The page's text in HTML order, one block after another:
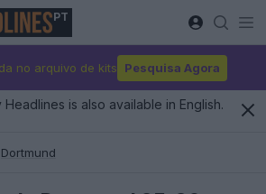
PT
no arquivo de kits Pesquisa Agora
is also available in English.
Dortmund